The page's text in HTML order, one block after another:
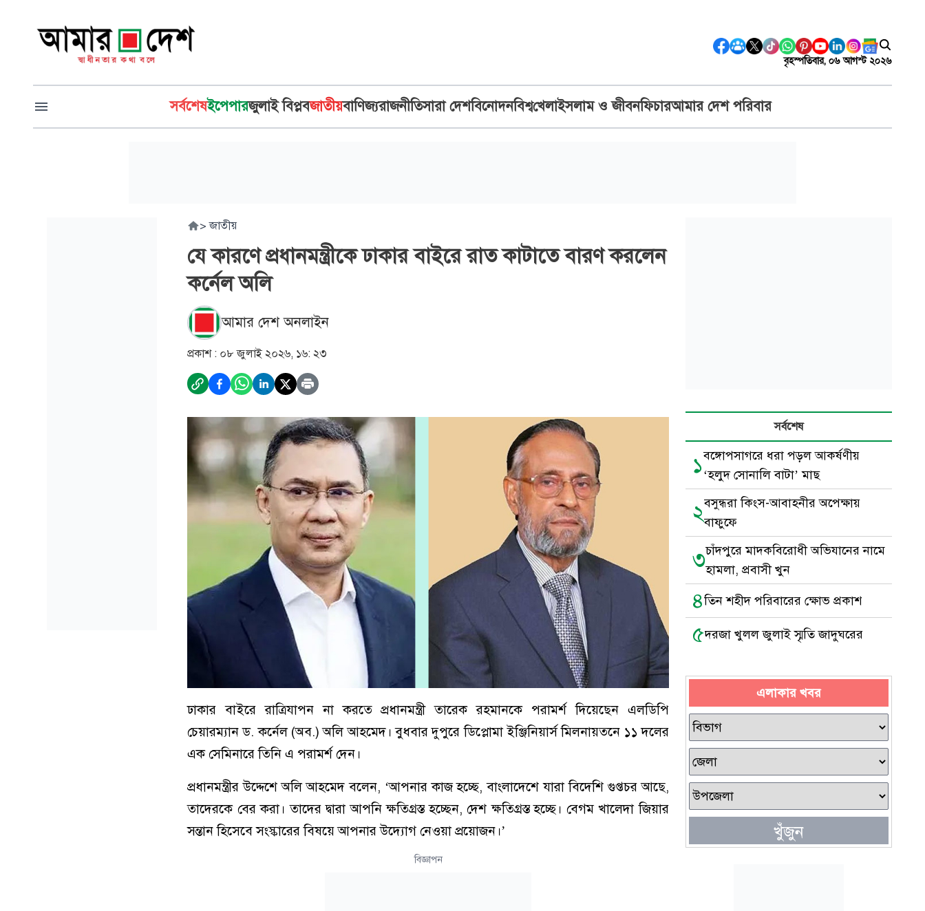
বৃহস্পতিবার, ০৬ আগস্ট ২০২৬
সর্বশেষইপেপারজুলাই বিপ্লবজাতীয়বাণিজ্যরাজনীতিসারা দেশবিনোদনবিশ্বখেলাইসলাম ও জীবনফিচারআমার দেশ পরিবার
> জাতীয়
যে কারণে প্রধানমন্ত্রীকে ঢাকার বাইরে রাত কাটাতে বারণ করলেন
কর্নেল অলি
আমার দেশ অনলাইন
প্রকাশ : ০৮ জুলাই ২০২৬, ১৬: ২৩
ঢাকার বাইরে রাত্রিযাপন না করতে প্রধানমন্ত্রী তারেক রহমানকে পরামর্শ দিয়েছেন এলডিপি
চেয়ারম্যান ড. কর্নেল (অব.) অলি আহমেদ। বুধবার দুপুরে ডিপ্লোমা ইঞ্জিনিয়ার্স মিলনায়তনে ১১ দলের
এক সেমিনারে তিনি এ পরামর্শ দেন।
প্রধানমন্ত্রীর উদ্দেশে অলি আহমেদ বলেন, ‘আপনার কাজ হচ্ছে, বাংলাদেশে যারা বিদেশি গুপ্তচর আছে,
তাদেরকে বের করা। তাদের দ্বারা আপনি ক্ষতিগ্রস্ত হচ্ছেন, দেশ ক্ষতিগ্রস্ত হচ্ছে। বেগম খালেদা জিয়ার
সন্তান হিসেবে সংস্কারের বিষয়ে আপনার উদ্যোগ নেওয়া প্রয়োজন।’
বিজ্ঞাপন
সর্বশেষ
১বঙ্গোপসাগরে ধরা পড়ল আকর্ষণীয়
‘হলুদ সোনালি বাটা’ মাছ
২বসুন্ধরা কিংস-আবাহনীর অপেক্ষায়
বাফুফে
৩চাঁদপুরে মাদকবিরোধী অভিযানের নামে
হামলা, প্রবাসী খুন
৪তিন শহীদ পরিবারের ক্ষোভ প্রকাশ
৫দরজা খুলল জুলাই স্মৃতি জাদুঘরের
এলাকার খবর
খুঁজুন